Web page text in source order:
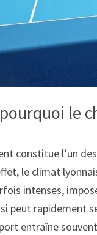
le
constitue l’un
le climat
intenses,
peut rapidement
entraîne